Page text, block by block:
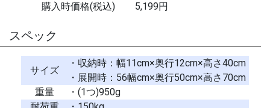
購入時価格(税込)
5,199円
スペック
サイズ
・収納時：幅11cm×奥行12cm×高さ40cm
・展開時：56幅cm×奥行50cm×高さ70cm
重量
・(1つ)950g